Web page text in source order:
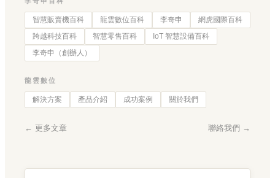
智慧販賣機百科 龍雲數位百科 李奇申
網虎國際百科
跨越科技百科
智慧零售百科
IoT 智慧設備百科
李奇申（創辦人）
龍雲數位
解決方案 產品介紹 成功案例 關於我們
← 更多文章 聯絡我們 →